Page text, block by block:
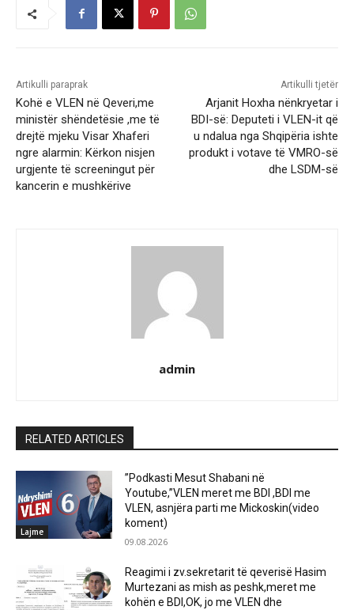
Artikulli paraprak
Kohë e VLEN në Qeveri,me
ministër shëndetësie ,me të
drejtë mjeku Visar Xhaferi
ngre alarmin: Kërkon nisjen
urgjente të screeningut për
kancerin e mushkërive
Artikulli tjetër
Arjanit Hoxha nënkryetar i
BDI-së: Deputeti i VLEN-it që
u ndalua nga Shqipëria ishte
produkt i votave të VMRO-së
dhe LSDM-së
admin
RELATED ARTICLES
Lajme
”Podkasti Mesut Shabani në
Youtube,”VLEN meret me BDI ,BDI me
VLEN, asnjëra parti me Mickoskin(video
koment)
09.08.2026
Reagimi i zv.sekretarit të qeverisë Hasim
Murtezani as mish as peshk,meret me
kohën e BDI,OK, jo me VLEN dhe